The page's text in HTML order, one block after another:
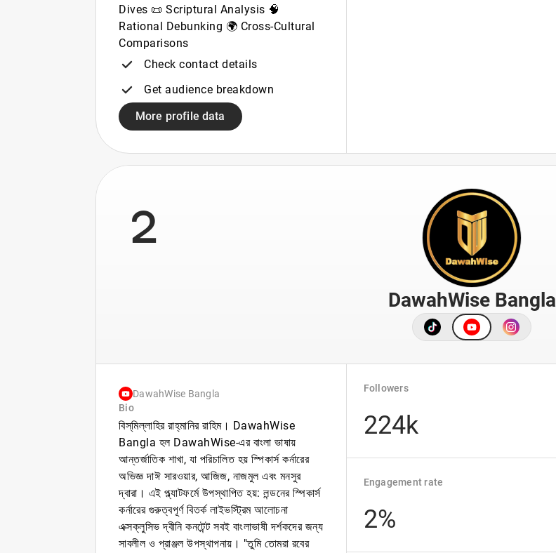
Dives 📜 Scriptural Analysis 🧠
Rational Debunking 🌍 Cross-Cultural
Comparisons
Check contact details
Get audience breakdown
More profile data
2
DawahWise Bangla
DawahWise Bangla
Bio
বিস্‌মিল্লাহির রাহ্‌মানির রাহিম। DawahWise
Bangla হল DawahWise-এর বাংলা ভাষায়
আন্তর্জাতিক শাখা, যা পরিচালিত হয় স্পিকার্স কর্নারের
অভিজ্ঞ দাঈ সারওয়ার, আজিজ, নাজমুল এবং মনসুর
দ্বারা। এই প্ল্যাটফর্মে উপস্থাপিত হয়: লন্ডনের স্পিকার্স
কর্নারের গুরুত্বপূর্ণ বিতর্ক লাইভস্ট্রিম আলোচনা
এক্সক্লুসিভ দ্বীনি কনটেন্ট সবই বাংলাভাষী দর্শকদের জন্য
সাবলীল ও প্রাঞ্জল উপস্থাপনায়। "তুমি তোমরা রবের
Followers
224k
Engagement rate
2%